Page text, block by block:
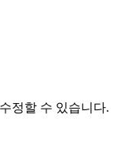
정할 수 있습니다.